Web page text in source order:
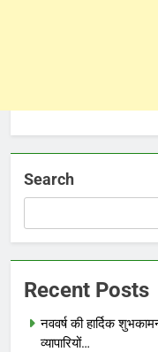
Search
Recent Posts
नववर्ष की हार्दिक
व्यापारियों…